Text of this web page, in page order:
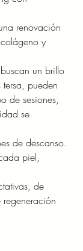
renovación
y
un brillo
tersa, pueden
de sesiones,
se
de descanso.
piel,
de